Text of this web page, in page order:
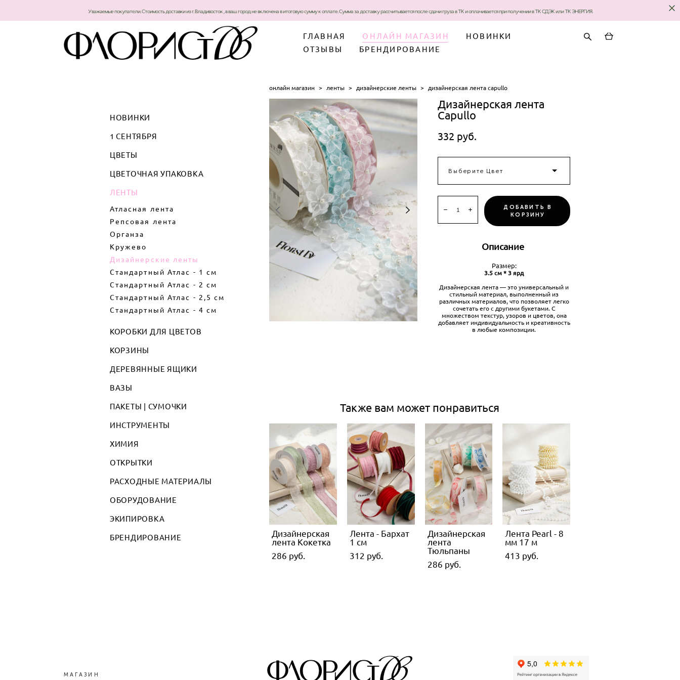
Уважаемые покупатели. Стоимость доставки из г. Владивосток , в ваш город не включена в итоговую сумму к оплате. Сумма за доставку рассчитывается после сдачи груза в ТК и оплачивается при получении в ТК СДЭК или ТК ЭНЕРГИЯ.
ГЛАВНАЯ ОНЛАЙН МАГАЗИН
НОВИНКИ
ОТЗЫВЫ
БРЕНДИРОВАНИЕ
НОВИНКИ
1 СЕНТЯБРЯ
ЦВЕТЫ
ЦВЕТОЧНАЯ УПАКОВКА
ЛЕНТЫ
Атласная лента
Репсовая лента
Органза
Кружево
Дизайнерские ленты
Стандартный Атлас - 1 см
Стандартный Атлас - 2 см
Стандартный Атлас - 2,5 см
Стандартный Атлас - 4 см
КОРОБКИ ДЛЯ ЦВЕТОВ
КОРЗИНЫ
ДЕРЕВЯННЫЕ ЯЩИКИ
ВАЗЫ
ПАКЕТЫ | СУМОЧКИ
ИНСТРУМЕНТЫ
ХИМИЯ
ОТКРЫТКИ
РАСХОДНЫЕ МАТЕРИАЛЫ
ОБОРУДОВАНИЕ
ЭКИПИРОВКА
БРЕНДИРОВАНИЕ
онлайн магазин > ленты > дизайнерские ленты > дизайнерская лента capullo
Дизайнерская лента
Capullo
332 pуб.
Выберите Цвет
ДОБАВИТЬ В
КОРЗИНУ
Описание
Размер:
3.5 см * 3 ярд
Дизайнерская лента — это универсальный и
стильный материал, выполненный из
различных материалов, что позволяет легко
сочетать его с другими букетами. С
множеством текстур, узоров и цветов, она
добавляет индивидуальность и креативность
в любые композиции.
Также вам может понравиться
Дизайнерская
лента Кокетка
286 pуб.
Лента - Бархат
1 см
312 pуб.
Дизайнерская
лента
Тюльпаны
286 pуб.
Лента Pearl - 8
мм 17 м
413 pуб.
МАГАЗИН